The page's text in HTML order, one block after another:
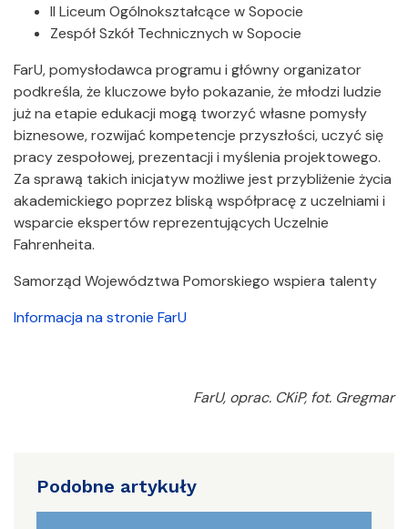
II Liceum Ogólnokształcące w Sopocie
Zespół Szkół Technicznych w Sopocie
FarU, pomysłodawca programu i główny organizator
podkreśla, że kluczowe było pokazanie, że młodzi ludzie
już na etapie edukacji mogą tworzyć własne pomysły
biznesowe, rozwijać kompetencje przyszłości, uczyć się
pracy zespołowej, prezentacji i myślenia projektowego.
Za sprawą takich inicjatyw możliwe jest przybliżenie życia
akademickiego poprzez bliską współpracę z uczelniami i
wsparcie ekspertów reprezentujących Uczelnie
Fahrenheita.
Samorząd Województwa Pomorskiego wspiera talenty
Informacja na stronie FarU
FarU, oprac. CKiP, fot. Gregmar
Podobne artykuły